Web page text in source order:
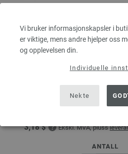
Vi bruker informasjonskapsler i
er viktige, mens andre hjelper oss
og opplevelsen din.
Individuelle
Nekte
Heklenål (med mykt
Heklenål Aluminum med plastgrep fra
Lengde
3,18 $ Ekskl. MVA, pluss
ANTALL